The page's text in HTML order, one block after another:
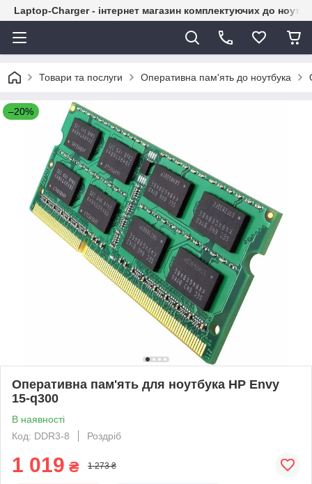
Laptop-Charger - інтернет магазин комплектуючих до
Товари та послуги Оперативна пам'ять до ноутбука
–20%
Оперативна пам'ять для ноутбука HP Envy
15-q300
В наявності
Код: DDR3-8
Роздріб
1 019 ₴ 1 273 ₴